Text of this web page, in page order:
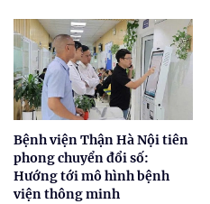
Bệnh viện Thận Hà Nội tiên
phong chuyển đổi số:
Hướng tới mô hình bệnh
viện thông minh